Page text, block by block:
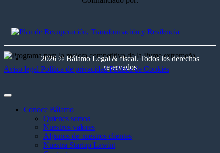
2026 © Bálamo Legal & fiscal. Todos los derechos
reservados
Aviso legal Política de privacidad Política de Cookies
Conoce Bálamo
Quienes somos
Nuestros valores
Algunos de nuestros clientes
Nuestra Startup Lawint